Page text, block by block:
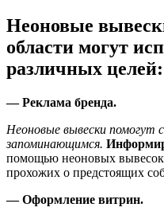
Неоновые
области могут
различных целей:
— Реклама бренда.
Неоновые вывески помогут
запоминающимся.
помощью неоновых
прохожих о предстоящих
— Оформление витрин.